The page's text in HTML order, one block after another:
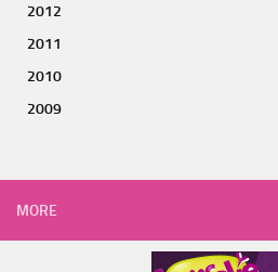
2012
2011
2010
2009
MORE